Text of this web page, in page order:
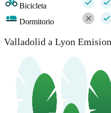
Bicicleta
Dormitorio
Valladolid a Lyon